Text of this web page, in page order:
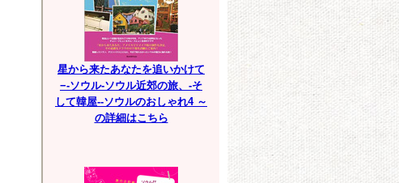
星から来たあなたを追いかけて
−-ソウル-ソウル近郊の旅、-そ
して韓屋--ソウルのおしゃれ4 ～
の詳細はこちら